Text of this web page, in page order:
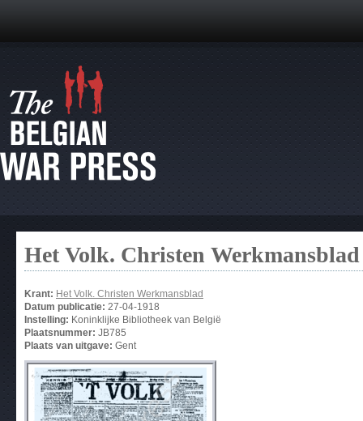
Het Volk. Christen Werkmansblad
Krant: Het Volk. Christen Werkmansblad
Datum publicatie: 27-04-1918
Instelling: Koninklijke Bibliotheek van België
Plaatsnummer: JB785
Plaats van uitgave: Gent